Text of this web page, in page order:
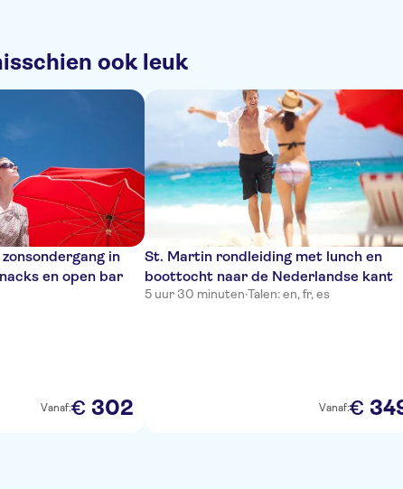
ook leuk
in
en open bar
Vanaf:€ 302
St. Martin rondleiding met lunch en
boottocht naar de Nederlandse kant
5 uur 30 minuten·Talen: en, fr, es
Vanaf:€